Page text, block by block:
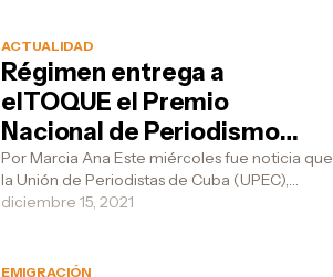
ACTUALIDAD
Régimen entrega a
elTOQUE el Premio
Nacional de Periodismo
Digital Comandante en Jefe
"por su trabajo a favor de la
Por Marcia Ana Este miércoles fue noticia que
la Unión de Periodistas de Cuba (UPEC),
organización que agrupa a los periodistas
diciembre 15, 2021
EMIGRACIÓN